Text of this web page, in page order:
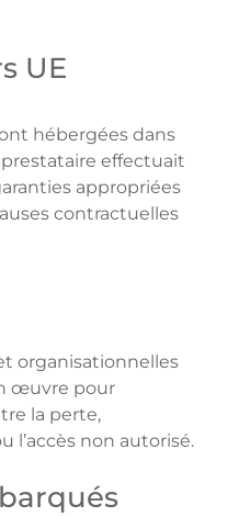
UE
hébergées dans
effectuait
appropriées
contractuelles
organisationnelles
œuvre pour
la perte,
l’accès non autorisé.